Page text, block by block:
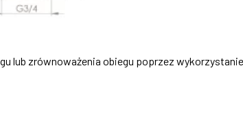
lub zrównoważenia obiegu poprzez wykorzystanie